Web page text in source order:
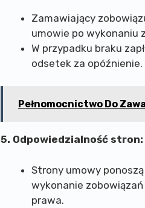
Zamawiający
umowie po wykonaniu
W przypadku braku
odsetek za opóźnienie.
Pełnomocnictwo Do
5. Odpowiedzialność stron:
Strony umowy
wykonanie
prawa.